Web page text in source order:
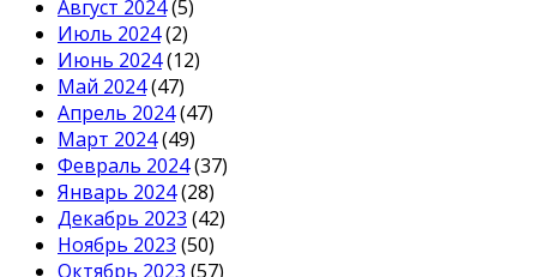
Август 2024(5)
Июль 2024(2)
Июнь 2024(12)
Май 2024(47)
Апрель 2024(47)
Март 2024(49)
Февраль 2024(37)
Январь 2024(28)
Декабрь 2023 (42)
Ноябрь 2023 (50)
Октябрь 2023 (57)